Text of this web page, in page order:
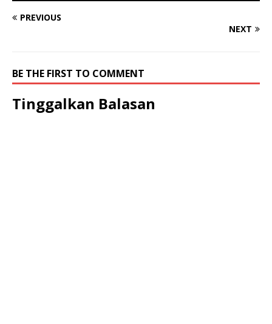
PREVIOUS
NEXT
BE THE FIRST TO COMMENT
Tinggalkan Balasan